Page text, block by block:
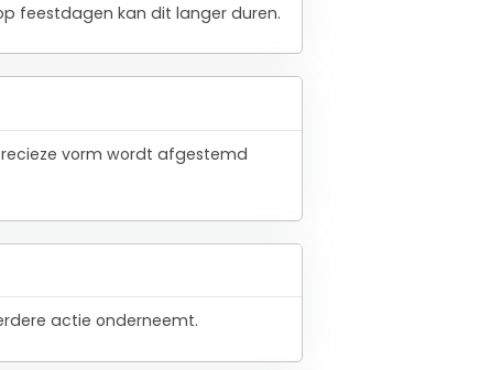
feestdagen kan dit langer duren.
vorm wordt afgestemd
actie onderneemt.